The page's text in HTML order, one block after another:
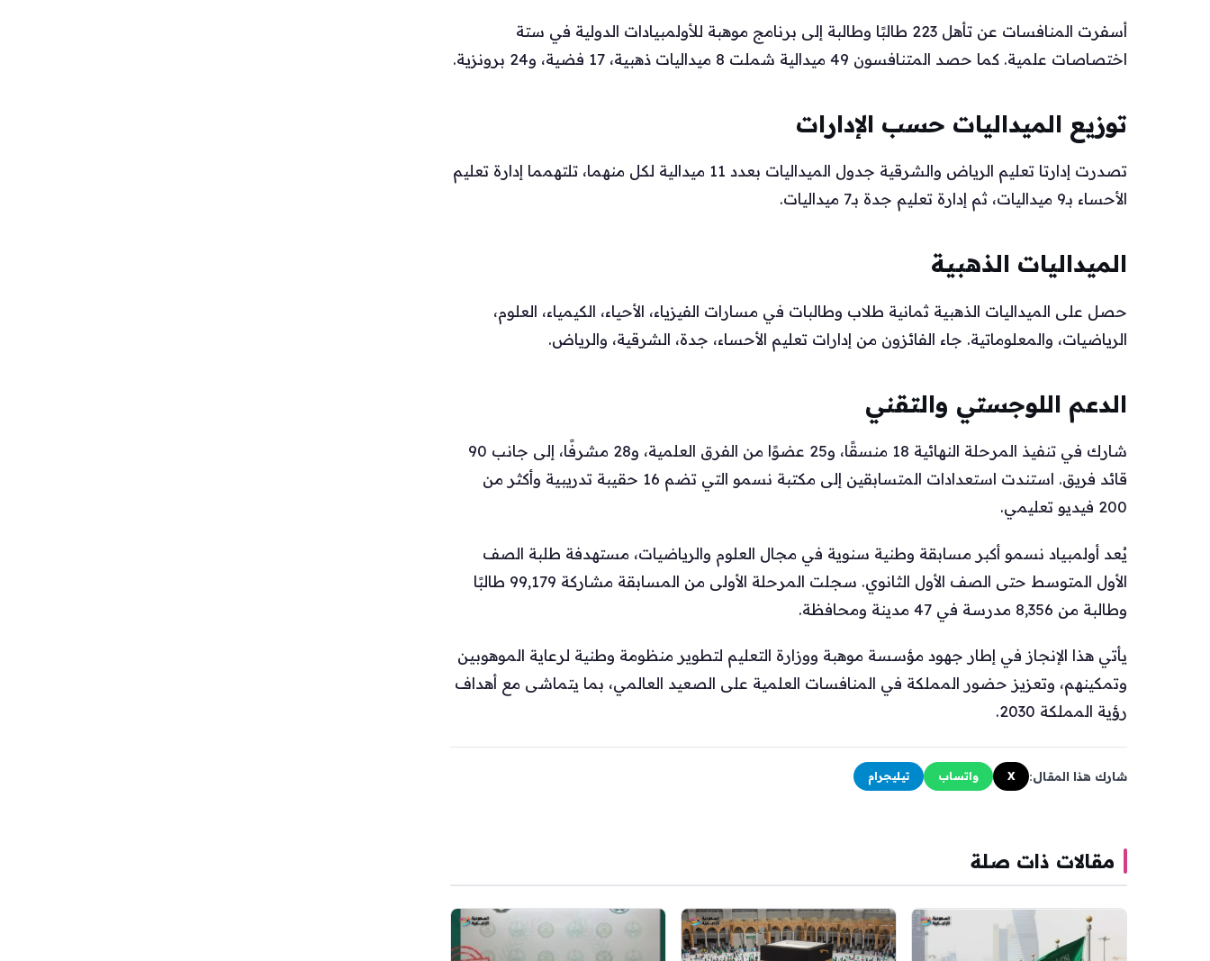
أسفرت المنافسات عن تأهل 223 طالبًا وطالبة إلى برنامج موهبة للأولمبيادات الدولية في ستة
اختصاصات علمية. كما حصد المتنافسون 49 ميدالية شملت 8 ميداليات ذهبية، 17 فضية، و24 برونزية.
توزيع الميداليات حسب الإدارات
تصدرت إدارتا تعليم الرياض والشرقية جدول الميداليات بعدد 11 ميدالية لكل منهما، تلتهمما إدارة تعليم
الأحساء بـ9 ميداليات، ثم إدارة تعليم جدة بـ7 ميداليات.
الميداليات الذهبية
حصل على الميداليات الذهبية ثمانية طلاب وطالبات في مسارات الفيزياء، الأحياء، الكيمياء، العلوم،
الرياضيات، والمعلوماتية. جاء الفائزون من إدارات تعليم الأحساء، جدة، الشرقية، والرياض.
الدعم اللوجستي والتقني
شارك في تنفيذ المرحلة النهائية 18 منسقًا، و25 عضوًا من الفرق العلمية، و28 مشرفًا، إلى جانب 90
قائد فريق. استندت استعدادات المتسابقين إلى مكتبة نسمو التي تضم 16 حقيبة تدريبية وأكثر من
200 فيديو تعليمي.
يُعد أولمبياد نسمو أكبر مسابقة وطنية سنوية في مجال العلوم والرياضيات، مستهدفة طلبة الصف
الأول المتوسط حتى الصف الأول الثانوي. سجلت المرحلة الأولى من المسابقة مشاركة 99,179 طالبًا
وطالبة من 8,356 مدرسة في 47 مدينة ومحافظة.
يأتي هذا الإنجاز في إطار جهود مؤسسة موهبة ووزارة التعليم لتطوير منظومة وطنية لرعاية الموهوبين
وتمكينهم، وتعزيز حضور المملكة في المنافسات العلمية على الصعيد العالمي، بما يتماشى مع أهداف
رؤية المملكة 2030.
شارك هذا المقال: X واتساب تيليجرام
مقالات ذات صلة